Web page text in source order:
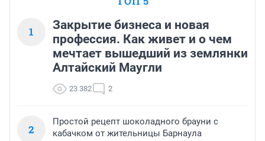
1
Закрытие бизнеса и новая
профессия. Как живет и о чем
мечтает вышедший из землянки
Алтайский Маугли
23 382 2
2
Простой рецепт шоколадного брауни с
кабачком от жительницы Барнаула